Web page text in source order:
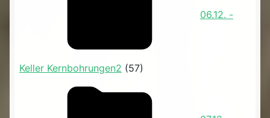
06.12. -
Keller Kernbohrungen2 (57)